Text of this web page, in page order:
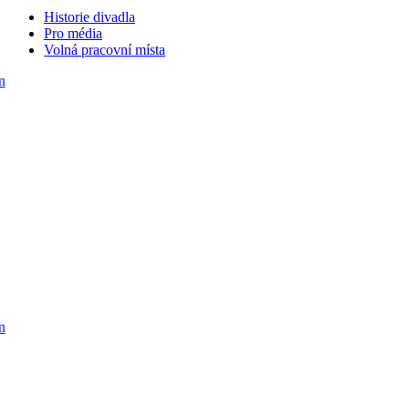
Historie divadla
Pro média
Volná pracovní místa